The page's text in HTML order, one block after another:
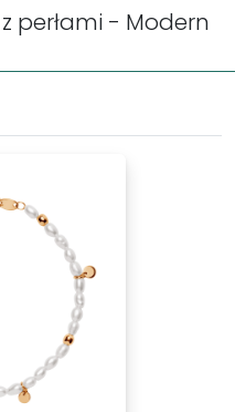
perłami - Modern